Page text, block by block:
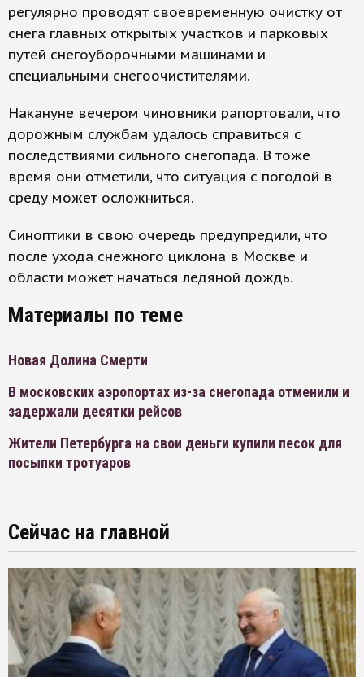
регулярно проводят своевременную очистку от
снега главных открытых участков и парковых
путей снегоуборочными машинами и
специальными снегоочистителями.
Накануне вечером чиновники рапортовали, что
дорожным службам удалось справиться с
последствиями сильного снегопада. В тоже
время они отметили, что ситуация с погодой в
среду может осложниться.
Синоптики в свою очередь предупредили, что
после ухода снежного циклона в Москве и
области может начаться ледяной дождь.
Материалы по теме
Новая Долина Смерти
В московских аэропортах из-за снегопада отменили и
задержали десятки рейсов
Жители Петербурга на свои деньги купили песок для
посыпки тротуаров
Сейчас на главной